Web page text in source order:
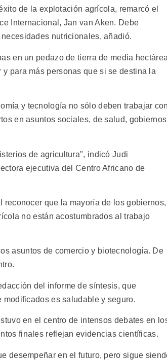
de la explotación agrícola, remarcó el
Internacional, Jan van Aken. Debe
nutricionales, añadió.
en un pedazo de tierra de media
para más personas que si se destina la
y tecnología no sólo deben trabajar
en asuntos sociales, de salud, gobiernos
de agricultura", indicó Judi
ejecutiva del Centro Africano de
que la mayoría de los gobiernos,
no están acostumbrados al trabajo
asuntos de comercio y biotecnología. De
del informe de síntesis, que
es saludable y seguro.
en el centro de intensos debates en
finales reflejan evidencias científicas.
desempeñar en el futuro, pero sigue